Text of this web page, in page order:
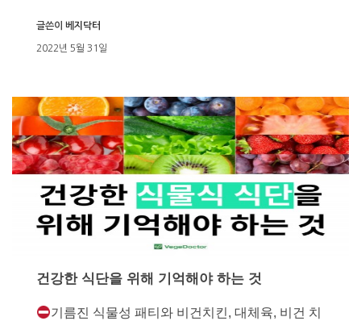
2022년 5월 31일
글쓴이 베지닥터
건강한 식단을 위해 기억해야 하는 것
기름진 식물성 패티와 비건치킨, 대체육, 비건 치